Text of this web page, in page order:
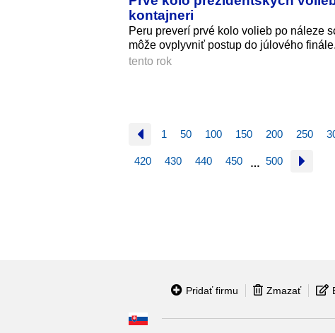
kontajneri
Peru preverí prvé kolo volieb po náleze
môže ovplyvniť postup do júlového finále.
tento rok
1 50 100 150 200 250
420 430 440 450 … 500
Pridať firmu Zmazať